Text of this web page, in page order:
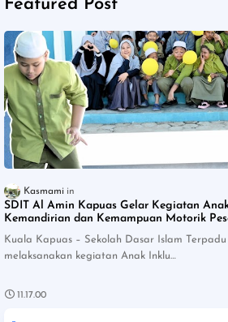
Featured Post
Kasmami
SDIT Al Amin Kapuas Gelar Kegiatan
Kemandirian dan Kemampuan Motorik
Kuala Kapuas – Sekolah Dasar Islam
melaksanakan kegiatan Anak Inklu…
11.17.00